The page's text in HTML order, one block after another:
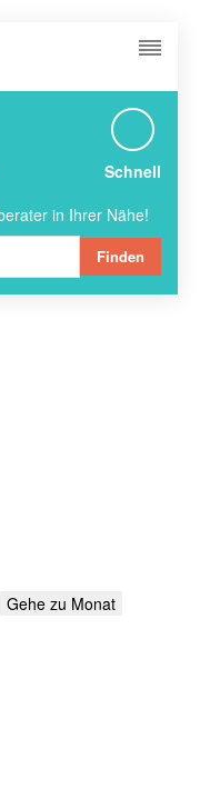
Schnell
in Ihrer Nähe!
Finden
Gehe zu Monat